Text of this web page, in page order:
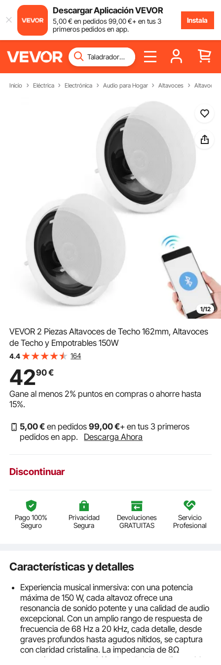
Descargar Aplicación VEVOR
5,00€ en pedidos99,00€+ en tus 3
primeros pedidos en app.
Instala
Inicio Eléctrica Electrónica Audio para Hogar Altavoces Altavoces
1/12
VEVOR 2 Piezas Altavoces de Techo 162mm, Altavoces
de Techo y Empotrables 150W
4.4 164
4290€
Gane al menos2% puntos en compras o ahorre hasta
15%.
5,00€ en pedidos99,00€+ en tus 3 primeros
pedidos en app.
Descarga Ahora
Discontinuar
Pago 100%
Seguro
Privacidad
Segura
Devoluciones
GRATUITAS
Servicio
Profesional
Características y detalles
Experiencia musical inmersiva: con una potencia
máxima de 150 W, cada altavoz ofrece una
resonancia de sonido potente y una calidad de audio
excepcional. Con un amplio rango de respuesta de
frecuencia de 68 Hz a 20 kHz, cada detalle, desde
graves profundos hasta agudos nítidos, se captura
con claridad cristalina. La impedancia de 8Ω
garantiza una transmisión de señal de audio estable y